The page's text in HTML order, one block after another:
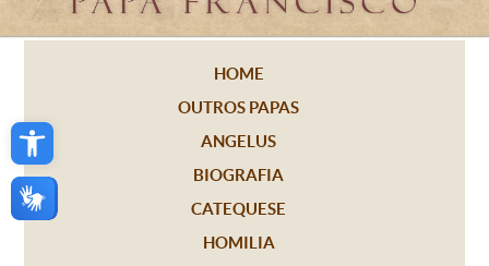
Open toolbar
HOME
OUTROS PAPAS
ANGELUS
BIOGRAFIA
CATEQUESE
HOMILIA